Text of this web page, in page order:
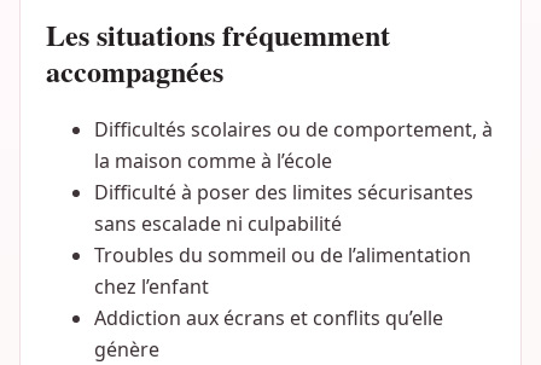
Les situations fréquemment
accompagnées
Difficultés scolaires ou de comportement, à
la maison comme à l’école
Difficulté à poser des limites sécurisantes
sans escalade ni culpabilité
Troubles du sommeil ou de l’alimentation
chez l’enfant
Addiction aux écrans et conflits qu’elle
génère